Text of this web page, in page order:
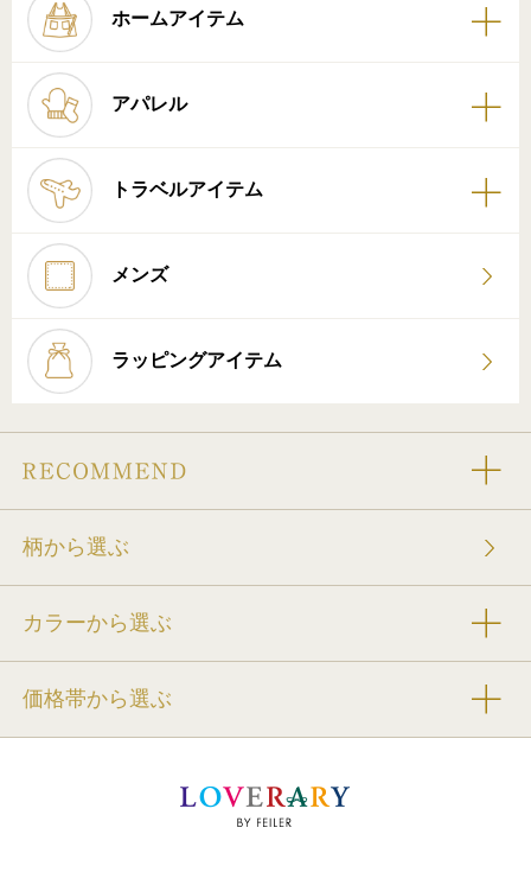
ホームアイテム
アパレル
トラベルアイテム
メンズ
ラッピングアイテム
柄から選ぶ
カラーから選ぶ
価格帯から選ぶ